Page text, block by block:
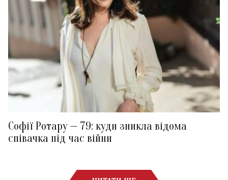
Софії Ротару — 79: куди зникла відома
співачка під час війни